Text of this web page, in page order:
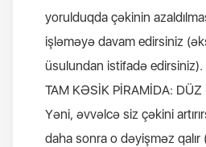
yorulduqda çəkinin
işləməyə davam edirsiniz
üsulundan istifadə edirsiniz).
TAM KƏSİK PİRAMİDA:
Yəni, əvvəlcə siz çəkini
daha sonra o dəyişməz qalır